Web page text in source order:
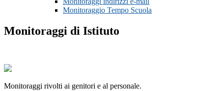
Monitoraggio Tempo Scuola
Monitoraggi di Istituto
Monitoraggi rivolti ai genitori e al personale.